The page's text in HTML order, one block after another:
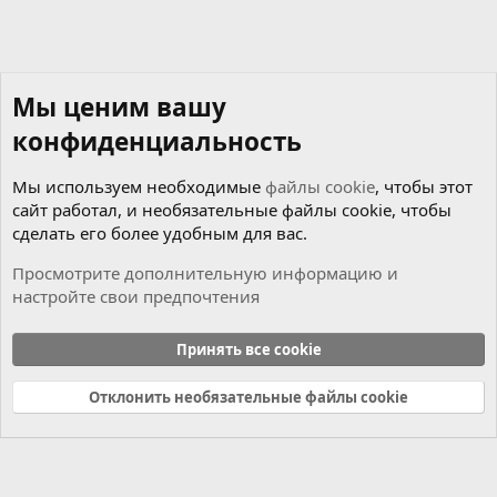
Cookies
Russian (RU)
Связь с нами
Условия и правила
Политика конфиденциальности
Справка Главная
R
Мы ценим вашу
конфиденциальность
Мы используем необходимые файлы cookie, чтобы этот
сайт работал, и необязательные файлы cookie, чтобы
сделать его более удобным для вас.
Просмотрите дополнительную информацию и
настройте свои предпочтения
Принять все cookie
Отклонить необязательные файлы cookie